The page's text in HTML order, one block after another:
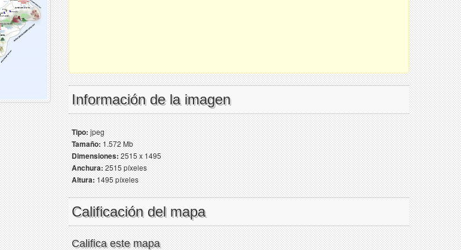
Información de la imagen
Tipo:jpeg
Tamaño:1.572 Mb
Dimensiones:2515 x 1495
Anchura:2515 píxeles
Altura:1495 píxeles
Calificación del mapa
Califica este mapa